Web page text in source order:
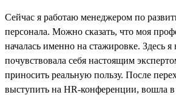
Сейчас я работаю менеджером по
персонала. Можно сказать, что моя
началась именно на стажировке. Здесь я
почувствовала себя настоящим
приносить реальную пользу. После
выступить на HR-конференции, вошла